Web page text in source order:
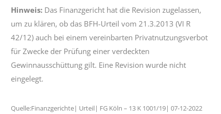
Hinweis: Das Finanzgericht hat die Revision zugelassen,
um zu klären, ob das BFH-Urteil vom 21.3.2013 (VI R
42/12) auch bei einem vereinbarten Privatnutzungsverbot
für Zwecke der Prüfung einer verdeckten
Gewinnausschüttung gilt. Eine Revision wurde nicht
eingelegt.
Quelle:Finanzgerichte| Urteil| FG Köln – 13 K 1001/19| 07-12-2022